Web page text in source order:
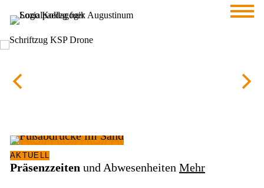
Sprung zum Hauptinhalt
Sprung zur Fusszeile
AKTUELL
Präsenzzeiten und Abwesenheiten Mehr
ÜBER
STUDIUM